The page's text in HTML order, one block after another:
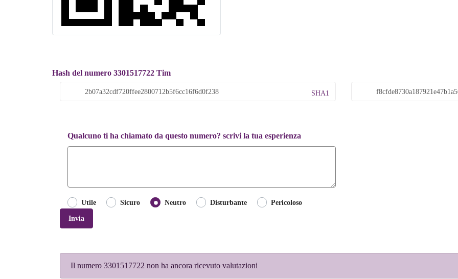
Hash del numero 3301517722 Tim
SHA1
Qualcuno ti ha chiamato da questo numero? scrivi la tua esperienza
Utile Sicuro Neutro Disturbante
Pericoloso
Invia
Il numero 3301517722 non ha ancora ricevuto valutazioni